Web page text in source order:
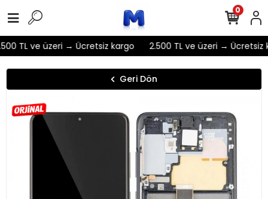
TL ve üzeri → Ücretsiz kargo 2.500 TL ve üzeri → Ücretsiz
0
Geri Dön